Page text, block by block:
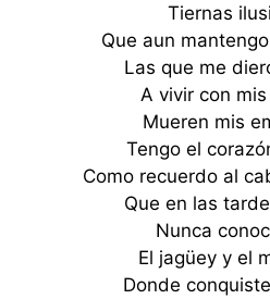
Tiernas
Que aun
Las que me
A vivir con
Mueren mis
Tengo el
Como recuerdo al
Que en las
Nunca
El jagüey y el
Donde